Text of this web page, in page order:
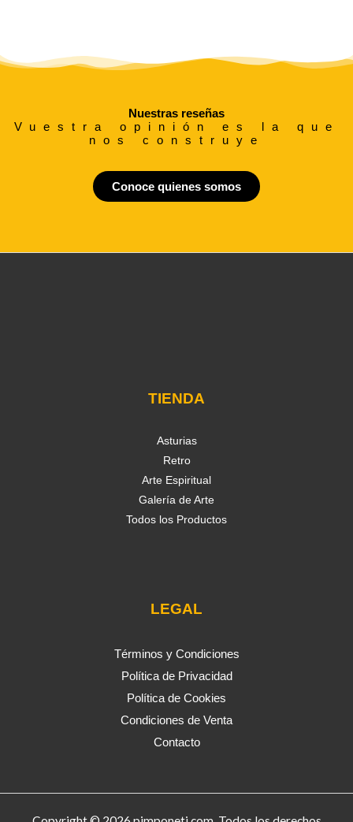
Nuestras reseñas
Vuestra opinión es la que
nos construye
Conoce quienes somos
TIENDA
Asturias
Retro
Arte Espiritual
Galería de Arte
Todos los Productos
LEGAL
Términos y Condiciones
Política de Privacidad
Política de Cookies
Condiciones de Venta
Contacto